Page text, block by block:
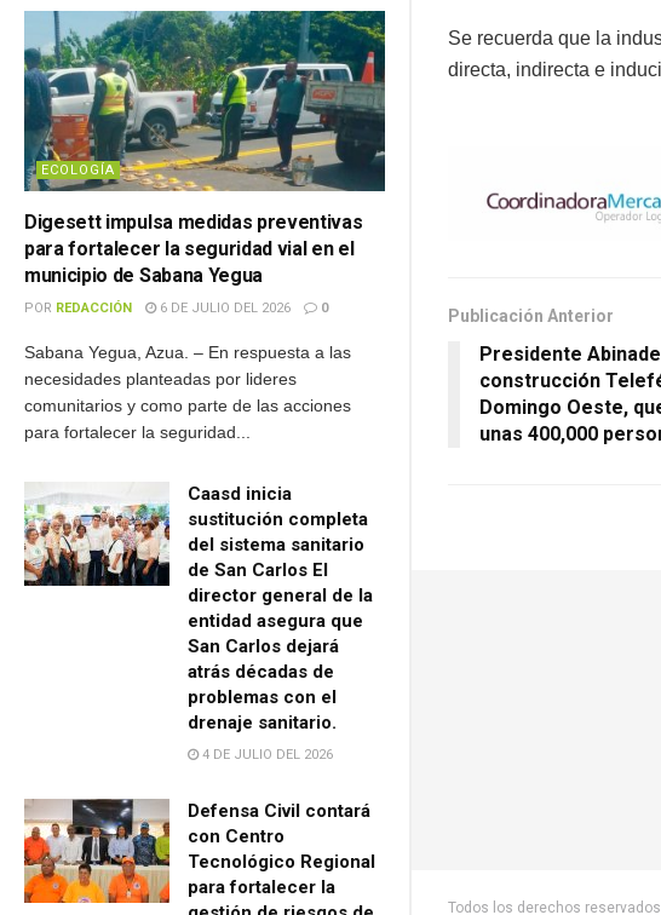
ECOLOGÍA
Digesett impulsa medidas preventivas
para fortalecer la seguridad vial en el
municipio de Sabana Yegua
POR REDACCIÓN 6 DE JULIO DEL 2026 0
Sabana Yegua, Azua. – En respuesta a las
necesidades planteadas por lideres
comunitarios y como parte de las acciones
para fortalecer la seguridad...
Caasd inicia
sustitución completa
del sistema sanitario
de San Carlos El
director general de la
entidad asegura que
San Carlos dejará
atrás décadas de
problemas con el
drenaje sanitario.
4 DE JULIO DEL 2026
Defensa Civil contará
con Centro
Tecnológico Regional
para fortalecer la
Se recuerda que la
directa, indirecta e
Publicación Anterior
Presidente
construcción
Domingo Oeste,
unas 400,000
Todos los derechos